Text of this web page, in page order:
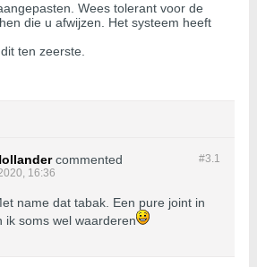
Wees tolerant voor de
die u afwijzen. Het systeem heeft
ten zeerste.
#3.1
commented
16:36
name dat tabak. Een pure joint in
ik soms wel waarderen